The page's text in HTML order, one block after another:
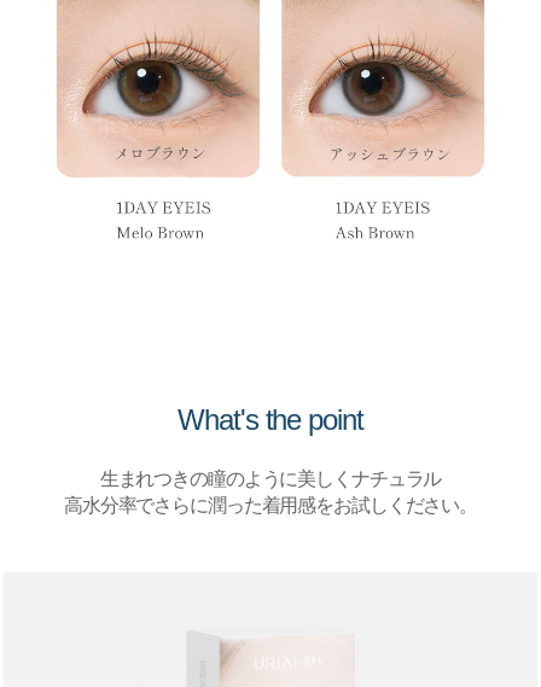
What's the point
生まれつきの瞳のように美しくナチュラル
高水分率でさらに潤った着用感をお試しください。